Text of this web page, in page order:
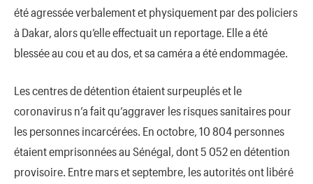
été agressée verbalement et physiquement par des policiers
à Dakar, alors qu’elle effectuait un reportage. Elle a été
blessée au cou et au dos, et sa caméra a été endommagée.
Les centres de détention étaient surpeuplés et le
coronavirus n’a fait qu’aggraver les risques sanitaires pour
les personnes incarcérées. En octobre, 10 804 personnes
étaient emprisonnées au Sénégal, dont 5 052 en détention
provisoire. Entre mars et septembre, les autorités ont libéré